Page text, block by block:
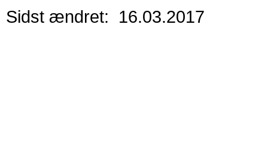
Sidst ændret: 16.03.2017